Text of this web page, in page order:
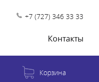
+7 (727) 346 33 33
Контакты
Корзина